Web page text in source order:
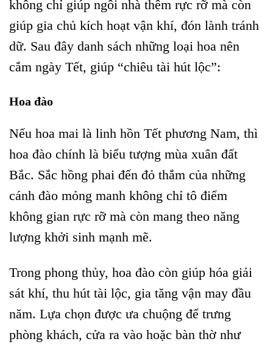
không chỉ giúp ngôi nhà thêm rực rỡ mà còn
giúp gia chủ kích hoạt vận khí, đón lành tránh
dữ. Sau đây danh sách những loại hoa nên
cắm ngày Tết, giúp “chiêu tài hút lộc”:
Hoa đào
Nếu hoa mai là linh hồn Tết phương Nam, thì
hoa đào chính là biểu tượng mùa xuân đất
Bắc. Sắc hồng phai đến đỏ thắm của những
cánh đào mỏng manh không chỉ tô điểm
không gian rực rỡ mà còn mang theo năng
lượng khởi sinh mạnh mẽ.
Trong phong thủy, hoa đào còn giúp hóa giải
sát khí, thu hút tài lộc, gia tăng vận may đầu
năm. Lựa chọn được ưa chuộng để trưng
phòng khách, cửa ra vào hoặc bàn thờ như